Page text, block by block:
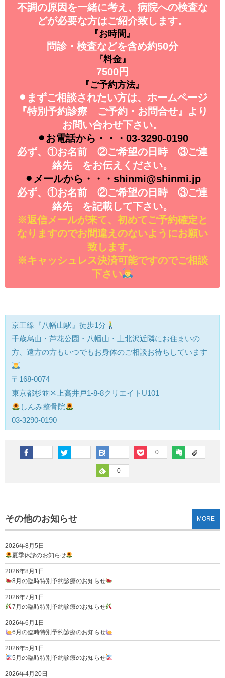
不調の原因を一緒に考え、病院への検査な
どが必要な方はご紹介致します。
『お時間』
問診・検査などを含め約50分
『料金』
7500円
『ご予約方法』
⚫︎まずご相談されたい方は、ホームページ
『特別予約診療 ご予約・お問合せ』より
お問い合わせ下さい。
⚫︎お電話から・・・03-3290-0190
必ず、①お名前 ②ご希望の日時 ③ご連
絡先 をお伝えください。
⚫︎メールから・・・shinmi@shinmi.jp
必ず、①お名前 ②ご希望の日時 ③ご連
絡先 を記載して下さい。
※返信メールが来て、初めてご予約確定と
なりますのでお間違えのないようにお願い
致します。
※キャッシュレス決済可能ですのでご相談
下さい
京王線『八幡山駅』徒歩1分
千歳烏山・芦花公園・八幡山・上北沢近隣にお住まいの
方、遠方の方もいつでもお身体のご相談お待ちしています
〒168-0074
東京都杉並区上高井戸1-8-8クリエイトU101
しんみ整骨院
03-3290-0190
0
0
その他のお知らせ
2026年8月5日
夏季休診のお知らせ
2026年8月1日
8月の臨時特別予約診療のお知らせ
2026年7月1日
7月の臨時特別予約診療のお知らせ
2026年6月1日
6月の臨時特別予約診療のお知らせ
2026年5月1日
5月の臨時特別予約診療のお知らせ
2026年4月20日
MORE